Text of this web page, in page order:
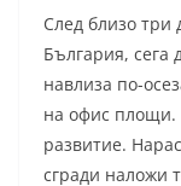
След близо три
България, сега
навлиза по-
на офис площи.
развитие.
сгради наложи